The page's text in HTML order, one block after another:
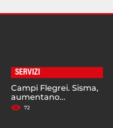
SERVIZI
Campi Flegrei. Sisma,
aumentano...
72